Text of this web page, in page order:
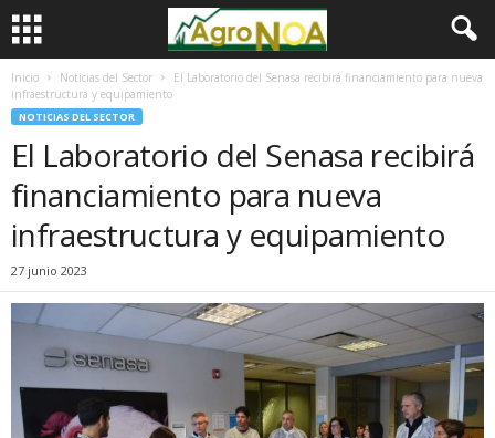
Inicio Noticias del Sector
El Laboratorio del Senasa recibirá financiamiento para nueva
infraestructura y equipamiento
NOTICIAS DEL SECTOR
El Laboratorio del Senasa recibirá
financiamiento para nueva
infraestructura y equipamiento
27 junio 2023